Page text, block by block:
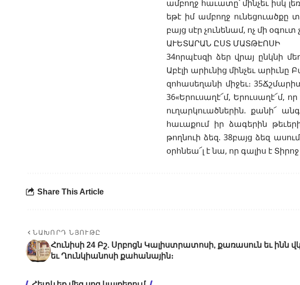
ամբողջ հաւատը՝ մինչեւ իսկ
եթէ իմ ամբողջ ունեցուածքը
բայց սէր չունենամ, ոչ մի օգուտ
ԱՒԵՏԱՐԱՆ ԸՍՏ ՄԱՏԹԷՈՍԻ
34որպէսզի ձեր վրայ ընկնի
Աբէլի արիւնից մինչեւ
զոհասեղանի միջեւ։
36«Երուսաղէ՜մ, Երուսաղէ՜մ,
ուղարկուածներին. քանի՜
հաւաքում իր ձագերին
թողնուի ձեզ. 38բայց ձեզ
օրհնեա՜լ է նա, որ գալիս է
Share This Article
ՆԱԽՈՐԴ ՆՅՈՒԹԸ
Հունիսի 24 Բշ. Սրբոցն Կալիստրատոսի, քառասուն եւ ինն
եւ Ղունկիանոսի քահանային։